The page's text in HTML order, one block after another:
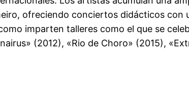
ofreciendo conciertos didácticos
imparten talleres como el que se
(2012), «Rio de Choro» (2015),